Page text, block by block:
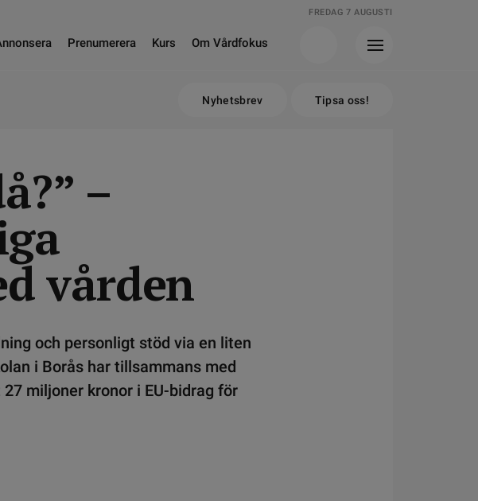
FREDAG 7 AUGUSTI
Prenumerera Kurs Om Vårdfokus
Nyhetsbrev Tipsa oss!
–
vården
och personligt stöd via en liten
i Borås har tillsammans med
miljoner kronor i EU-bidrag för